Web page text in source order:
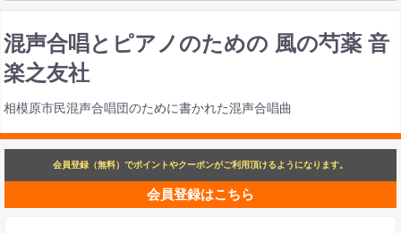
混声合唱とピアノのための 風の芍薬 音
楽之友社
相模原市民混声合唱団のために書かれた混声合唱曲
会員登録（無料）でポイントやクーポンがご利用頂けるようになります。
会員登録はこちら